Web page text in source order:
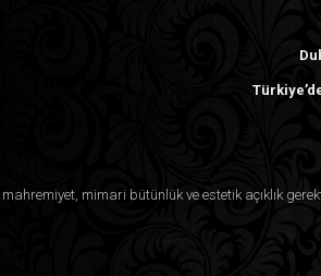
mimari bütünlük ve estetik açıklık